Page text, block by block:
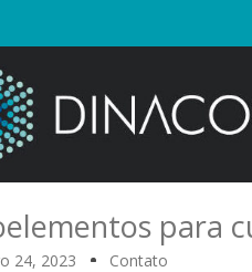
para
24, 2023 Contato